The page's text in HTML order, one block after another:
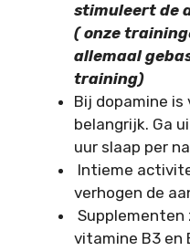
stimuleert de
( onze
allemaal
training)
Bij dopamine is
belangrijk. Ga
uur slaap per
Intieme
verhogen de
Supplementen
vitamine B3 en